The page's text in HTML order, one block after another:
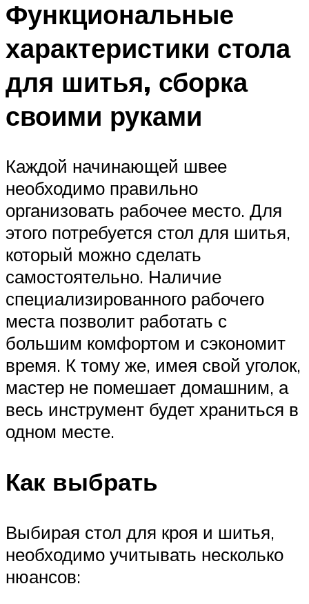
Функциональные
характеристики стола
для шитья, сборка
своими руками
Каждой начинающей швее
необходимо правильно
организовать рабочее место. Для
этого потребуется стол для шитья,
который можно сделать
самостоятельно. Наличие
специализированного рабочего
места позволит работать с
большим комфортом и сэкономит
время. К тому же, имея свой уголок,
мастер не помешает домашним, а
весь инструмент будет храниться в
одном месте.
Как выбрать
Выбирая стол для кроя и шитья,
необходимо учитывать несколько
нюансов: